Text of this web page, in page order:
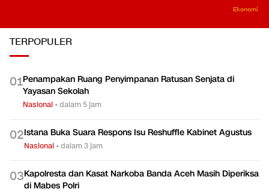
Ekonomi
TERPOPULER
01Penampakan Ruang Penyimpanan Ratusan Senjata di
Yayasan Sekolah
Nasional •dalam 5 jam
02Istana Buka Suara Respons Isu Reshuffle Kabinet Agustus
Nasional •dalam 3 jam
03Kapolresta dan Kasat Narkoba Banda Aceh Masih Diperiksa
di Mabes Polri